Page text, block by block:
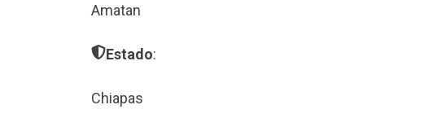
Amatan
Estado:
Chiapas